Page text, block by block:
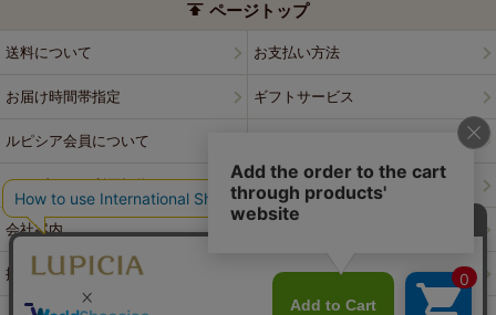
ページトップ
送料について お支払い方法
お届け時間帯指定 ギフトサービス
ルピシア会員について
ウェブサイト利用規約 特定商取引法に基づく表記
会社案内
採用情報 ルピシアブランド